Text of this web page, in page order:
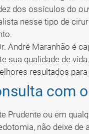
dos ossículos do
nesse tipo de
André Maranhão é
sua qualidade de
resultados para
com
Prudente ou em
não deixe de